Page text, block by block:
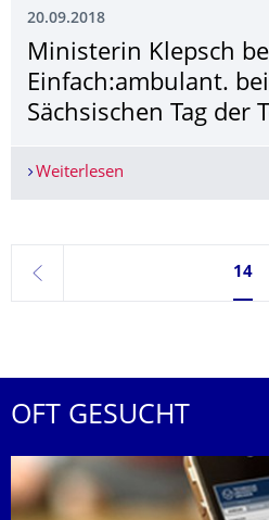
20.09.2018
Ministerin Klepsch
Einfach:ambulant.
Sächsischen Tag der
Weiterlesen
zurück
14
OFT GESUCHT